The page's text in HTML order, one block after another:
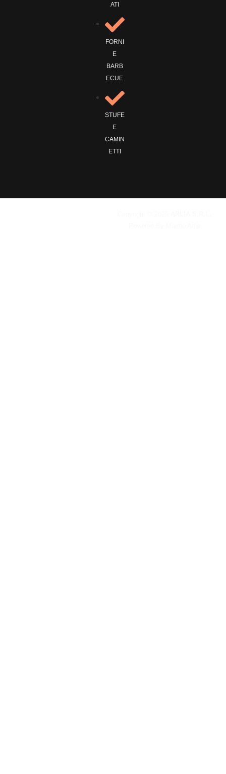
ATI
FORNI
E
BARB
ECUE
STUFE
E
CAMIN
ETTI